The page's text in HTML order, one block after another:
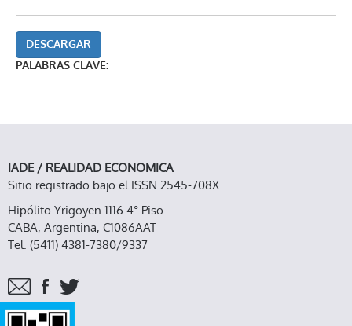
DESCARGAR
PALABRAS CLAVE:
IADE / REALIDAD ECONOMICA
Sitio registrado bajo el ISSN 2545-708X
Hipólito Yrigoyen 1116 4° Piso
CABA, Argentina, C1086AAT
Tel. (5411) 4381-7380/9337